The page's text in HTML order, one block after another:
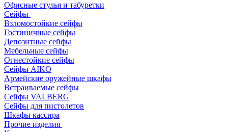
Офисные стулья и табуретки
Сейфы
Взломостойкие сейфы
Гостиничные сейфы
Депозитные сейфы
Мебельные сейфы
Огнестойкие сейфы
Сейфы AIKO
Армейские оружейные шкафы
Встраиваемые сейфы
Сейфы VALBERG
Сейфы для пистолетов
Шкафы кассира
Прочие изделия